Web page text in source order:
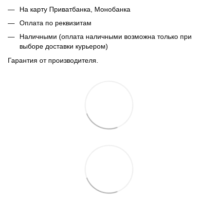
На карту Приватбанка, Монобанка
Оплата по реквизитам
Наличными (оплата наличными возможна только при
выборе доставки курьером)
Гарантия от производителя.